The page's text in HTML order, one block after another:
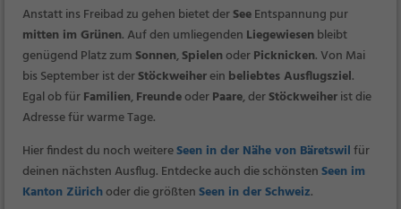
Anstatt ins Freibad zu gehen bietet derSeeEntspannung pur
mitten im Grünen. Auf den umliegenden Liegewiesen bleibt
genügend Platz zumSonnen,SpielenoderPicknicken. Von Mai
bis September ist derStöckweiherein beliebtes Ausflugsziel.
Egal ob fürFamilien,FreundeoderPaare, derStöckweiherist die
Adresse für warme Tage.
Hier findest du noch weitereSeen in der Nähe von Bäretswilfür
deinen nächsten Ausflug. Entdecke auch die schönstenSeen im
Kanton Zürichoder die größtenSeen in der Schweiz.